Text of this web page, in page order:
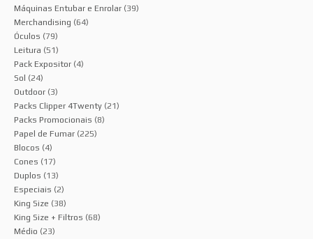
Máquinas Entubar e Enrolar (39)
Merchandising (64)
Óculos (79)
Leitura (51)
Pack Expositor (4)
Sol (24)
Outdoor (3)
Packs Clipper 4Twenty (21)
Packs Promocionais (8)
Papel de Fumar (225)
Blocos (4)
Cones (17)
Duplos (13)
Especiais (2)
King Size (38)
King Size + Filtros (68)
Médio (23)